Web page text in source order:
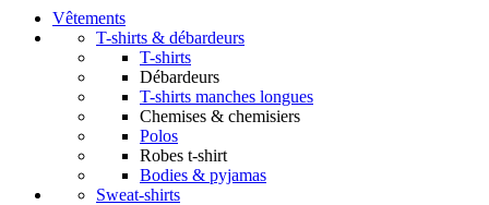
Vêtements
T-shirts & débardeurs
T-shirts
Débardeurs
T-shirts manches longues
Chemises & chemisiers
Polos
Robes t-shirt
Bodies & pyjamas
Sweat-shirts